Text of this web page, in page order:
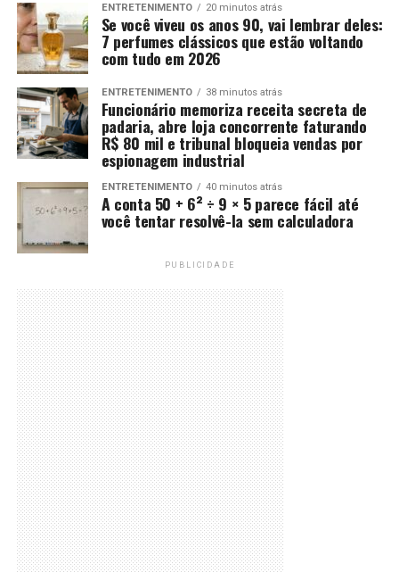
ENTRETENIMENTO 20 minutos atrás
Se você viveu os anos 90, vai lembrar deles:
7 perfumes clássicos que estão voltando
com tudo em 2026
ENTRETENIMENTO 38 minutos atrás
Funcionário memoriza receita secreta de
padaria, abre loja concorrente faturando
R$ 80 mil e tribunal bloqueia vendas por
espionagem industrial
ENTRETENIMENTO 40 minutos atrás
A conta 50 + 6² ÷ 9 × 5 parece fácil até
você tentar resolvê-la sem calculadora
PUBLICIDADE